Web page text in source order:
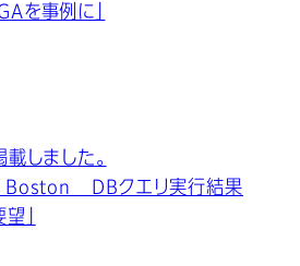
を事例に」
しました。
Boston DBクエリ実行結果
」